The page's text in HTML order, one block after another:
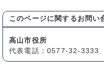
このページに関する お問い
高山市役所
代表電話：0577-32-